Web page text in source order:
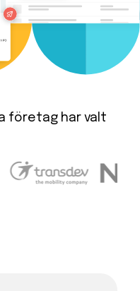
företag har valt